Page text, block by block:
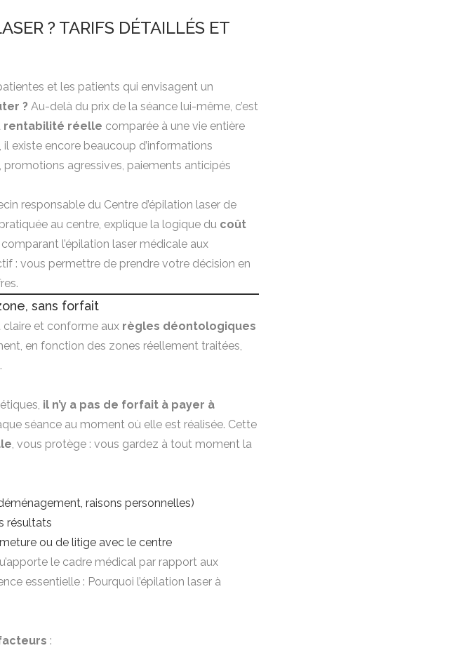
? TARIFS DÉTAILLÉS ET
et les patients qui envisagent un
? Au-delà du prix de la séance lui-même, c’est
rentabilité réelle comparée à une vie entière
il existe encore beaucoup d’informations
agressives, paiements anticipés
responsable du Centre d’épilation laser de
pratiquée au centre, explique la logique du coût
comparant l’épilation laser médicale aux
: vous permettre de prendre votre décision en
sans forfait
claire et conforme aux règles déontologiques
en fonction des zones réellement traitées,
il n’y a pas de forfait à payer à
séance au moment où elle est réalisée. Cette
, vous protège : vous gardez à tout moment la
raisons personnelles)
résultats
ou de litige avec le centre
le cadre médical par rapport aux
essentielle : Pourquoi l’épilation laser à
: